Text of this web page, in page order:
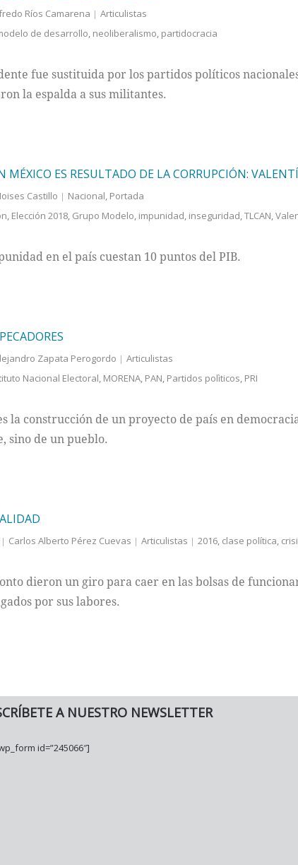
Ríos Camarena
Articulistas
de desarrollo, neoliberalismo, partidocracia
fue sustituida por los partidos políticos
la espalda a sus militantes.
MÉXICO ES RESULTADO DE LA CORRUPCIÓN:
Castillo Nacional, Portada
, Elección 2018, Grupo Modelo, impunidad, inseguridad,TLCAN,
en el país cuestan 10 puntos del PIB.
Zapata Perogordo
Articulistas
Nacional Electoral, MORENA, PAN, Partidos polìticos, PRI
la construcción de un proyecto de país en
sino de un pueblo.
Carlos Alberto Pérez Cuevas Articulistas 2016, clase política,
dieron un giro para caer en las bolsas de
por sus labores.
A NUESTRO NEWSLETTER
id=”245066″]